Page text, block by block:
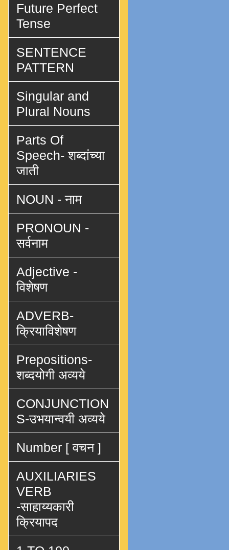
Future Perfect
Tense
SENTENCE
PATTERN
Singular and
Plural Nouns
Parts Of
Speech- शब्दांच्या
जाती
NOUN - नाम
PRONOUN -
सर्वनाम
Adjective -
विशेषण
ADVERB-
क्रियाविशेषण
Prepositions-
शब्दयोगी अव्यये
CONJUNCTION
S-उभयान्वयी अव्यये
Number [ वचन ]
AUXILIARIES
VERB
-साहाय्यकारी
क्रियापद